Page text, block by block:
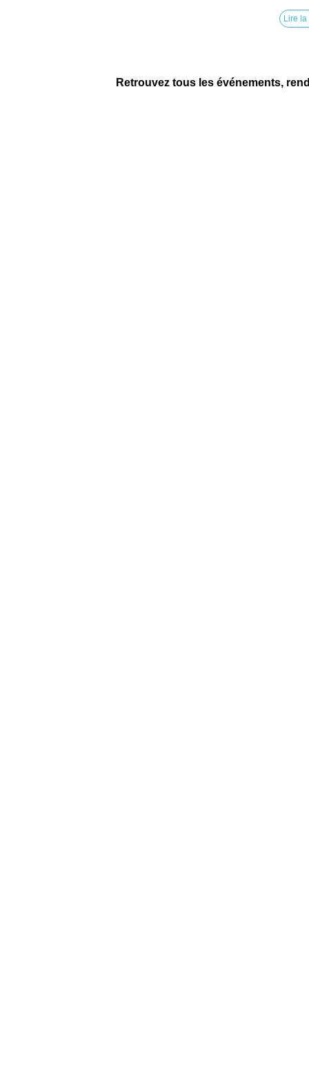
Lire la
Retrouvez tous les événements,